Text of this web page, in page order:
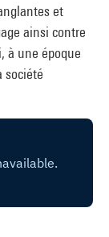
et
ainsi contre
à une époque
société